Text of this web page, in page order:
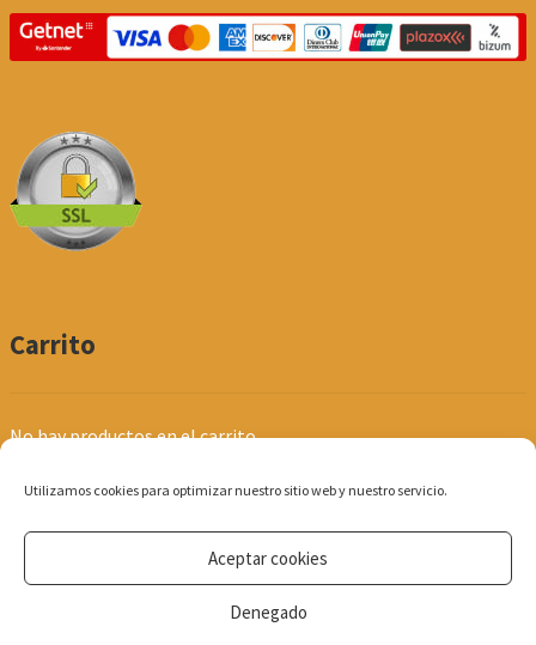
Utilizamos cookies para optimizar nuestro sitio web y nuestro servicio.
Aceptar cookies
Denegado
Carrito
No hay productos en el carrito.
© Produpel | Productos de Peluquería y Estética 2026